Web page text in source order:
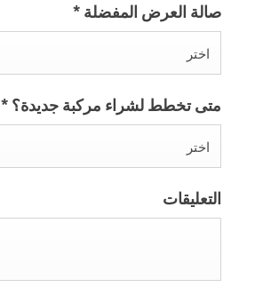
صالة العرض المفضلة *
اختر
متى تخطط لشراء مركبة جديدة؟ *
اختر
التعليقات